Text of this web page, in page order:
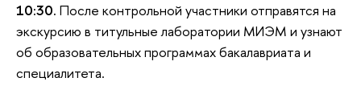
10:30. После контрольной участники отправятся на
экскурсию в титульные лаборатории МИЭМ и узнают
об образовательных программах бакалавриата и
специалитета.